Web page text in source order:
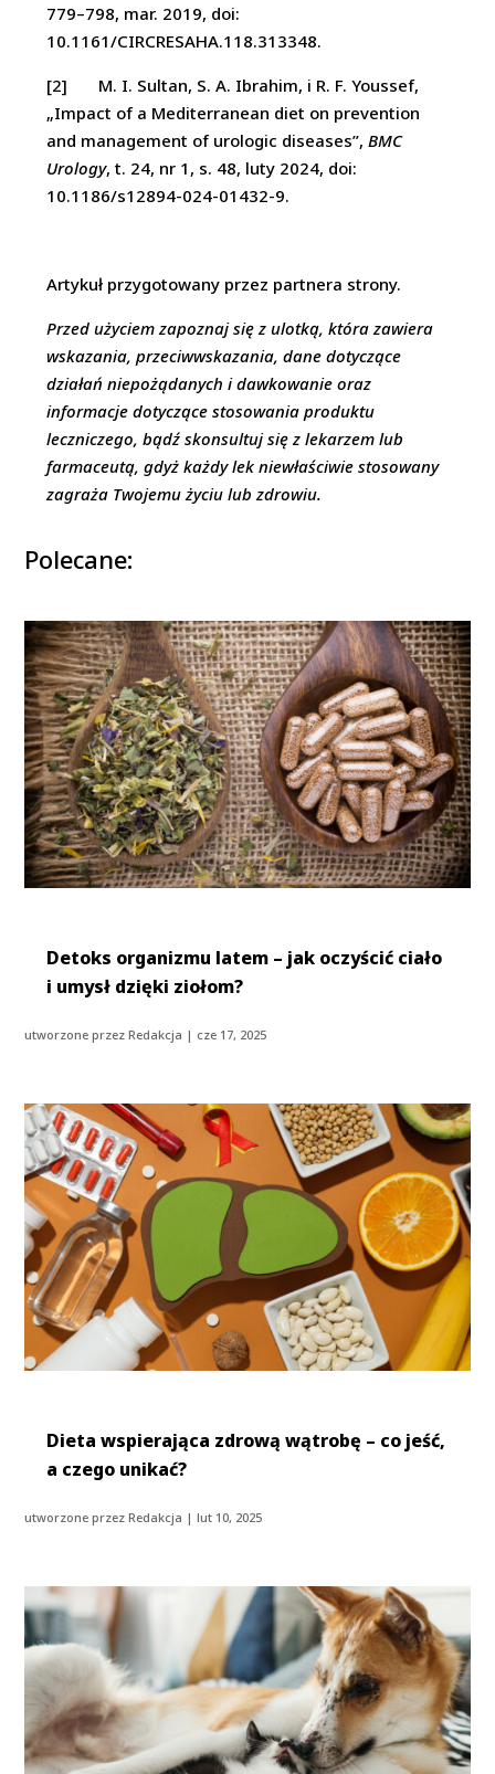
779–798, mar. 2019, doi:
10.1161/CIRCRESAHA.118.313348.
[2] M. I. Sultan, S. A. Ibrahim, i R. F. Youssef,
„Impact of a Mediterranean diet on prevention
and management of urologic diseases”,BMC
Urology, t. 24, nr 1, s. 48, luty 2024, doi:
10.1186/s12894-024-01432-9.
Artykuł przygotowany przez partnera strony.
Przed użyciem zapoznaj się z ulotką, która zawiera
wskazania, przeciwwskazania, dane dotyczące
działań niepożądanych i dawkowanie oraz
informacje dotyczące stosowania produktu
leczniczego, bądź skonsultuj się z lekarzem lub
farmaceutą, gdyż każdy lek niewłaściwie stosowany
zagraża Twojemu życiu lub zdrowiu.
Polecane:
Detoks organizmu latem – jak oczyścić ciało
i umysł dzięki ziołom?
utworzone przezRedakcja | cze 17, 2025
Dieta wspierająca zdrową wątrobę – co jeść,
a czego unikać?
utworzone przezRedakcja |lut 10, 2025